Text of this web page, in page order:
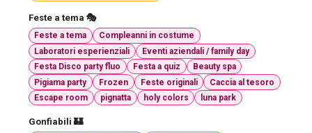
Feste a tema 🎭
Feste a tema
Compleanni in costume
Laboratori esperienziali
Eventi aziendali / family day
Festa Disco party fluo
Festa a quiz
Beauty spa
Pigiama party
Frozen Feste originali
Caccia al tesoro
Escape room
pignatta holy colors luna park
Gonfiabili 🏰